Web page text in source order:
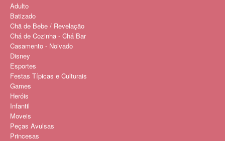
Adulto
Batizado
Chã de Bebe / Revelação
Chá de Cozinha - Chá Bar
Casamento - Noivado
Disney
Esportes
Festas Típicas e Culturais
Games
Heróis
Infantil
Moveis
Peças Avulsas
Princesas